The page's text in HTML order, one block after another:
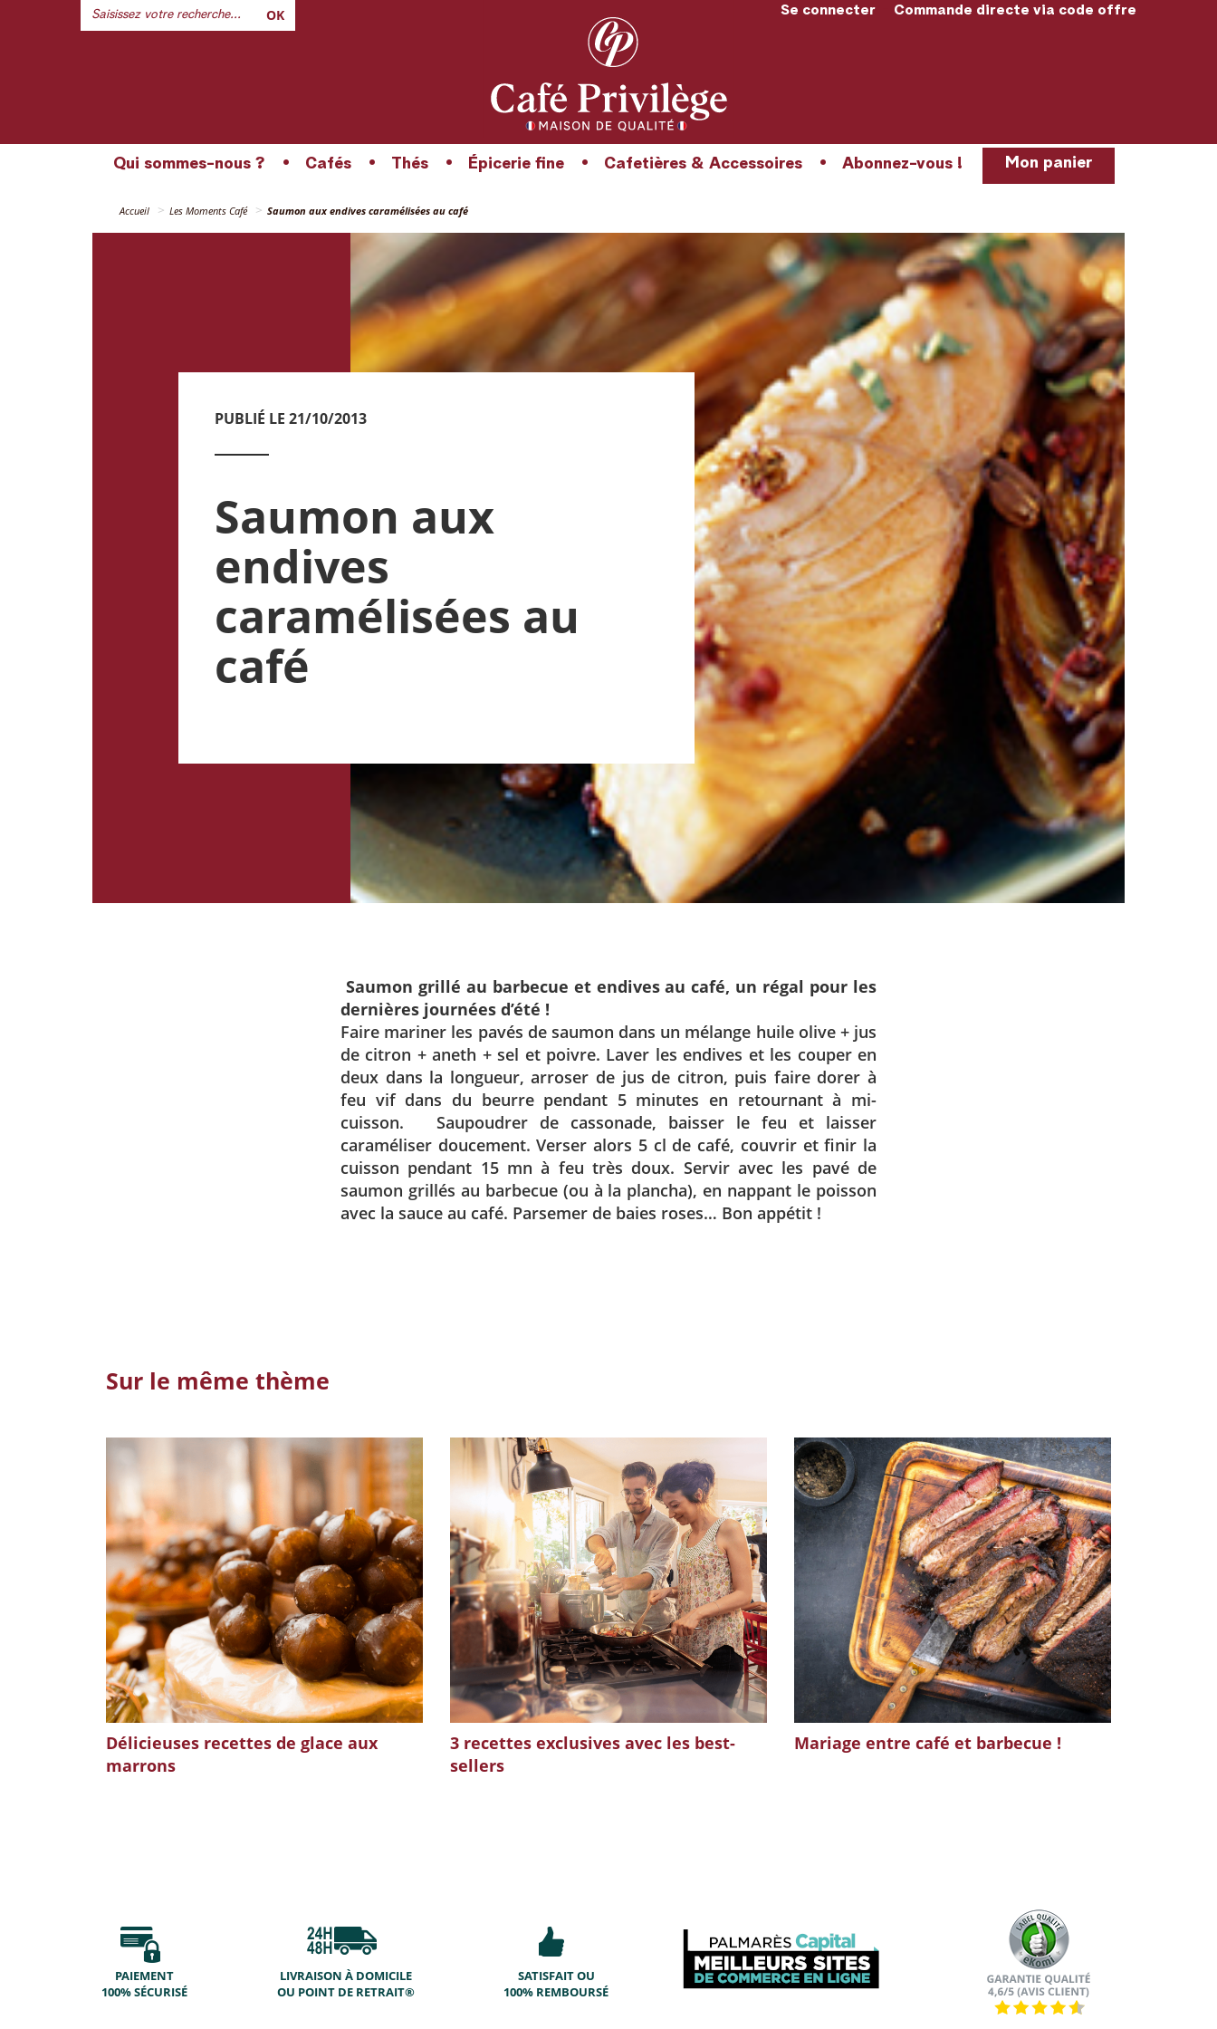
OK Se connecter Commande directe via code offre
Qui sommes-nous ? Cafés Thés Épicerie fine Cafetières & Accessoires Abonnez-vous ! Mon panier
Accueil Les Moments Café Saumon aux endives caramélisées au café
PUBLIÉ LE 21/10/2013
Saumon aux
endives
caramélisées au
café
Saumon grillé au barbecue et endives au café, un régal pour les
dernières journées d’été !
Faire mariner les pavés de saumon dans un mélange huile olive + jus
de citron + aneth + sel et poivre. Laver les endives et les couper en
deux dans la longueur, arroser de jus de citron, puis faire dorer à
feu vif dans du beurre pendant 5 minutes en retournant à mi-
cuisson.
Saupoudrer de cassonade, baisser le feu et laisser
caraméliser doucement. Verser alors 5 cl de café, couvrir et finir la
cuisson pendant 15 mn à feu très doux. Servir avec les pavé de
saumon grillés au barbecue (ou à la plancha), en nappant le poisson
avec la sauce au café. Parsemer de baies roses… Bon appétit !
Sur le même thème
Délicieuses recettes de glace aux
marrons
3 recettes exclusives avec les best-
sellers
Mariage entre café et barbecue !
PAIEMENT
100% SÉCURISÉ
LIVRAISON À DOMICILE
OU POINT DE RETRAIT®
SATISFAIT OU
100% REMBOURSÉ